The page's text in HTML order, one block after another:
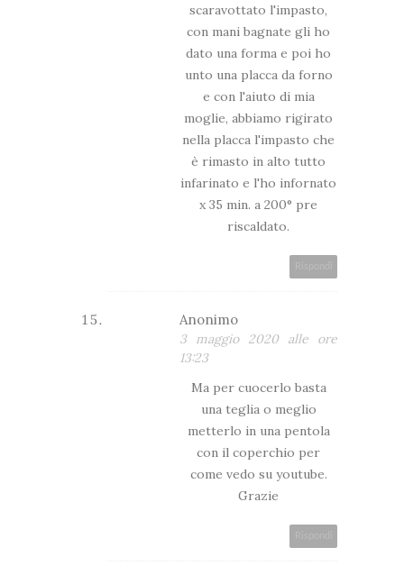
scaravottato l'impasto,
con mani bagnate gli ho
dato una forma e poi ho
unto una placca da forno
e con l'aiuto di mia
moglie, abbiamo rigirato
nella placca l'impasto che
è rimasto in alto tutto
infarinato e l'ho infornato
x 35 min. a 200° pre
riscaldato.
Anonimo
3 maggio 2020 alle ore
13:23
Ma per cuocerlo basta
una teglia o meglio
metterlo in una pentola
con il coperchio per
come vedo su youtube.
Grazie